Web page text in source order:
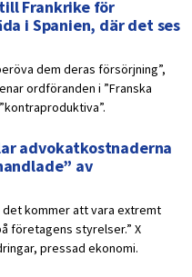
Frankrike för
i Spanien, där det ses
dem deras försörjning”,
ordföranden i ”Franska
advokatkostnaderna
av
det kommer att vara extremt
företagens styrelser.” X
pressad ekonomi.